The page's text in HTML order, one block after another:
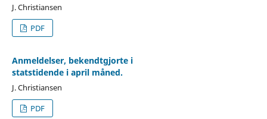
J. Christiansen
PDF
Anmeldelser, bekendtgjorte i
statstidende i april måned.
J. Christiansen
PDF